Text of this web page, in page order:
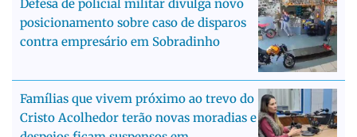
Defesa de policial militar divulga novo
posicionamento sobre caso de disparos
contra empresário em Sobradinho
Famílias que vivem próximo ao trevo do
Cristo Acolhedor terão novas moradias e